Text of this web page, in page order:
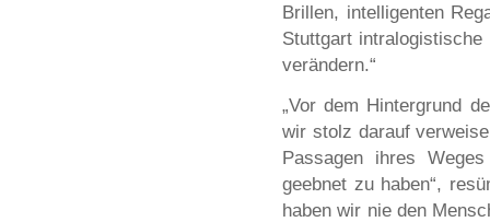
Brillen, intelligenten
Stuttgart
verändern.“
„Vor dem Hintergrund
wir stolz darauf
Passagen ihres
geebnet zu haben“,
haben wir nie den